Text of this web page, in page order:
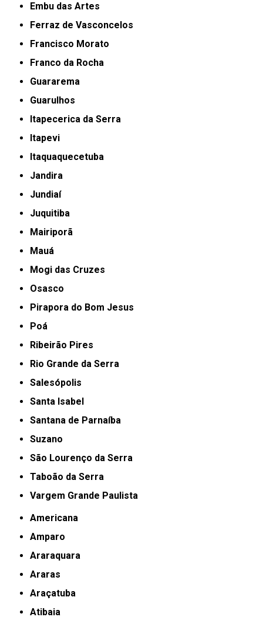
Embu das Artes
Ferraz de Vasconcelos
Francisco Morato
Franco da Rocha
Guararema
Guarulhos
Itapecerica da Serra
Itapevi
Itaquaquecetuba
Jandira
Jundiaí
Juquitiba
Mairiporã
Mauá
Mogi das Cruzes
Osasco
Pirapora do Bom Jesus
Poá
Ribeirão Pires
Rio Grande da Serra
Salesópolis
Santa Isabel
Santana de Parnaíba
Suzano
São Lourenço da Serra
Taboão da Serra
Vargem Grande Paulista
Americana
Amparo
Araraquara
Araras
Araçatuba
Atibaia